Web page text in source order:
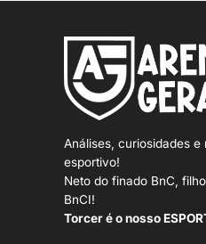
Análises, curiosidades
esportivo!
Neto do finado BnC,
BnCI!
Torcer é o nosso